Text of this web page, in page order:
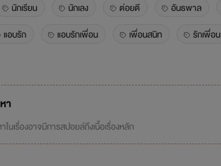
นักเรียน นักเลง ต่อยตี อันธพาล
แอบรัก แอบรักเพื่อน เพื่อนสนิท
รักเพื่อน
นิยายวัยรุ่น เรื่องสั้น
า
ในเรื่องอาจมีการสปอยล์ถึงเนื้อเรื่องหลัก